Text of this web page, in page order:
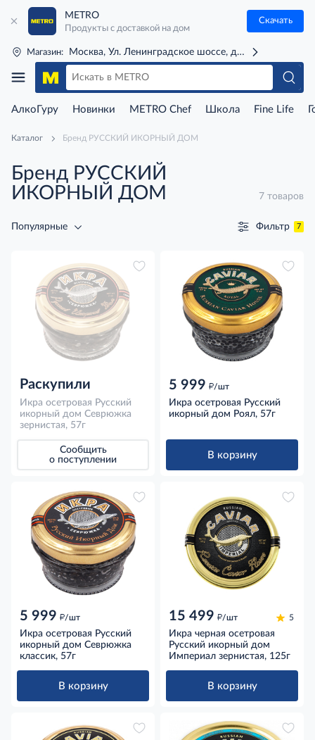
METRO
Продукты с доставкой на дом
Скачать
Магазин: Москва, Ул. Ленинградское шоссе, д. 71Г (м. Речной
АлкоГуру Новинки METRO Chef Школа Fine Life
Каталог Бренд РУССКИЙ ИКОРНЫЙ ДОМ
Бренд РУССКИЙ
ИКОРНЫЙ ДОМ
7 товаров
Популярные Фильтр 7
Раскупили
Икра осетровая Русский
икорный дом Cеврюжка
зернистая, 57г
Сообщить
о поступлении
5 999 д/шт
Икра осетровая Русский
икорный дом Роял, 57г
В корзину
5 999 д/шт
Икра осетровая Русский
икорный дом Севрюжка
классик, 57г
В корзину
15 499 д/шт 5
Икра черная осетровая
Русский икорный дом
Империал зернистая, 125г
В корзину